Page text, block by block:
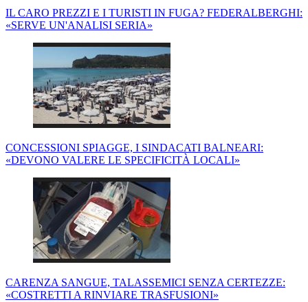
IL CARO PREZZI E I TURISTI IN FUGA? FEDERALBERGHI:
«SERVE UN'ANALISI SERIA»
CONCESSIONI SPIAGGE, I SINDACATI BALNEARI:
«DEVONO VALERE LE SPECIFICITÀ LOCALI»
CARENZA SANGUE, TALASSEMICI SENZA CERTEZZE:
«COSTRETTI A RINVIARE TRASFUSIONI»